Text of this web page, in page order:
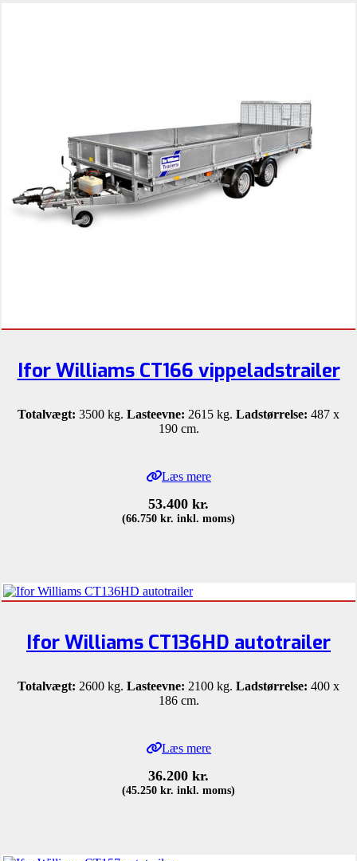
Ifor Williams CT166 vippeladstrailer
Totalvægt: 3500 kg. Lasteevne: 2615 kg. Ladstørrelse: 487 x
190 cm.
Læs mere
53.400 kr.
(66.750 kr. inkl. moms)
Ifor Williams CT136HD autotrailer
Totalvægt: 2600 kg. Lasteevne: 2100 kg. Ladstørrelse: 400 x
186 cm.
Læs mere
36.200 kr.
(45.250 kr. inkl. moms)